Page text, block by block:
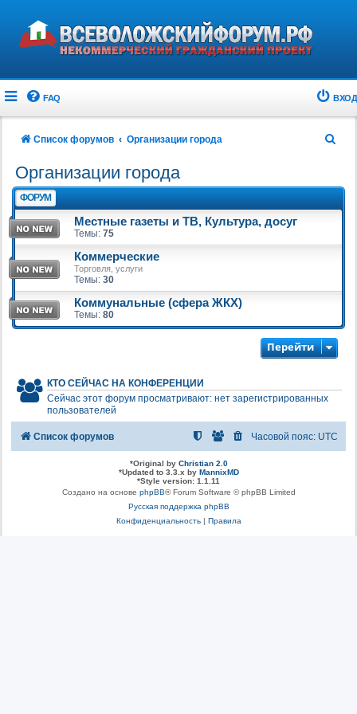
FAQ ВХОД
Список форумов Организации города
Организации города
ФОРУМ
Местные газеты и ТВ, Культура, досуг
Темы: 75
Коммерческие
Торговля, услуги
Темы: 30
Коммунальные (сфера ЖКХ)
Темы: 80
Перейти
КТО СЕЙЧАС НА КОНФЕРЕНЦИИ
Сейчас этот форум просматривают: нет зарегистрированных
пользователей
Список форумов Часовой пояс: UTC
*Original by Christian 2.0
*Updated to 3.3.x by MannixMD
*Style version: 1.1.11
Создано на основе phpBB® Forum Software © phpBB Limited
Русская поддержка phpBB
Конфиденциальность| Правила